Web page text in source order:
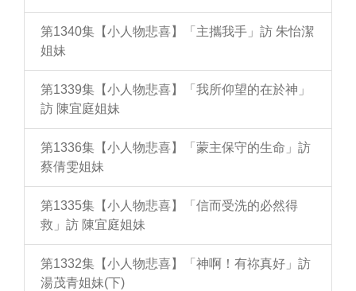
第1340集【小人物悲喜】「主攜我手」訪 朱怡潔
姐妹
第1339集【小人物悲喜】「我所仰望的在於神」
訪 陳宜庭姐妹
第1336集【小人物悲喜】「蒙主保守的生命」訪
蔡倩雯姐妹
第1335集【小人物悲喜】「信而受洗的必然得
救」訪 陳宜庭姐妹
第1332集【小人物悲喜】「神啊！有祢真好」訪
湯茂青姐妹(下)